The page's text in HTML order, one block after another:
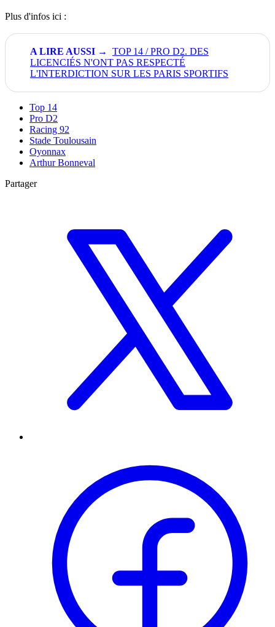
Plus d'infos ici :
TOP 14 / PRO D2. DES
LICENCIÉS N'ONT PAS RESPECTÉ
L'INTERDICTION SUR LES PARIS SPORTIFS
Top 14
Pro D2
Racing 92
Stade Toulousain
Oyonnax
Arthur Bonneval
Partager